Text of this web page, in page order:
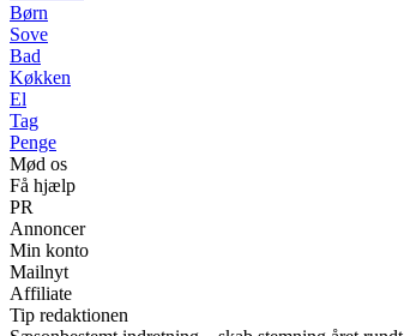
Børn
Sove
Bad
Køkken
El
Tag
Penge
Mød os
Få hjælp
PR
Annoncer
Min konto
Mailnyt
Affiliate
Tip redaktionen